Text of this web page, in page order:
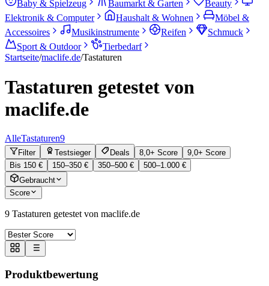
Baby & Spielzeug Baumarkt & Garten
Beauty
Elektronik & Computer
Haushalt & Wohnen
Möbel &
Accessoires
Musikinstrumente Reifen
Schmuck
Sport & Outdoor
Tierbedarf
Startseite/maclife.de/Tastaturen
Tastaturen getestet von
maclife.de
AlleTastaturen9
Filter Testsieger Deals 8,0+ Score
9,0+ Score
Bis 150 €
150–350 € 350–500 €
500–1.000 €
Gebraucht
Score
9 Tastaturen getestet von maclife.de
Produktbewertung